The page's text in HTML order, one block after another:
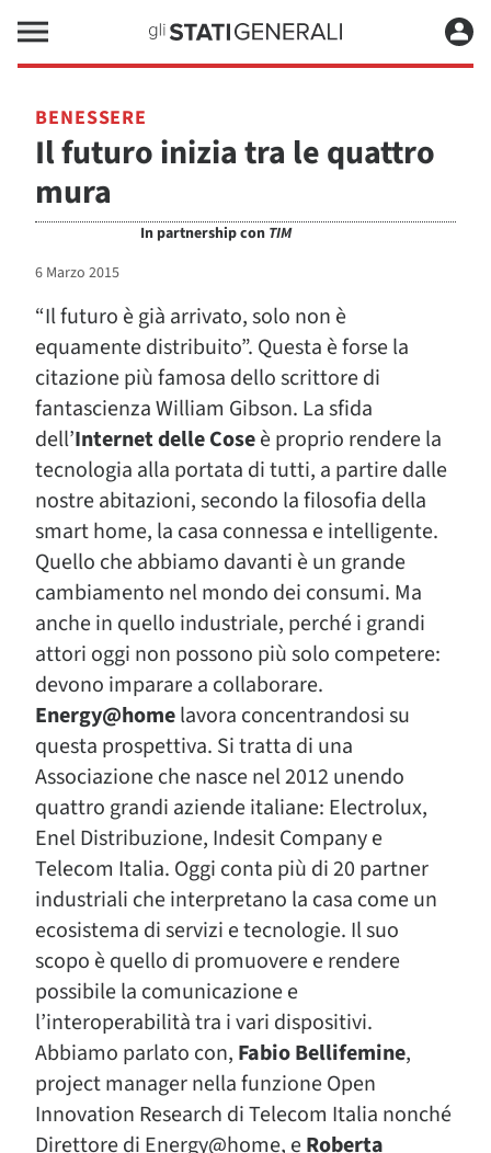
BENESSERE
Il futuro inizia tra le quattro
mura
In partnership con TIM
6 Marzo 2015
“Il futuro è già arrivato, solo non è
equamente distribuito”. Questa è forse la
citazione più famosa dello scrittore di
fantascienza William Gibson. La sfida
dell’Internet delle Coseè proprio rendere la
tecnologia alla portata di tutti, a partire dalle
nostre abitazioni, secondo la filosofia della
smart home, la casa connessa e intelligente.
Quello che abbiamo davanti è un grande
cambiamento nel mondo dei consumi. Ma
anche in quello industriale, perché i grandi
attori oggi non possono più solo competere:
devono imparare a collaborare.
Energy@homelavora concentrandosi su
questa prospettiva. Si tratta di una
Associazione che nasce nel 2012 unendo
quattro grandi aziende italiane: Electrolux,
Enel Distribuzione, Indesit Company e
Telecom Italia. Oggi conta più di 20 partner
industriali che interpretano la casa come un
ecosistema di servizi e tecnologie. Il suo
scopo è quello di promuovere e rendere
possibile la comunicazione e
l’interoperabilità tra i vari dispositivi.
Abbiamo parlato con, Fabio Bellifemine,
project manager nella funzione Open
Innovation Research di Telecom Italia nonché
Direttore di Energy@home, eRoberta